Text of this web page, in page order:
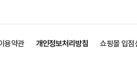
용약관 개인정보처리방침 쇼핑몰 입점